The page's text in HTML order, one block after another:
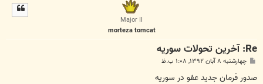
Major II
morteza tomcat
Re: آخرين تحولات سوريه
پ
ت
چهارشنبه ۸ آبان ۱۳۹۲, ۱:۰۸ ب.ظ
صدور فرمان جدید عفو در سوریه